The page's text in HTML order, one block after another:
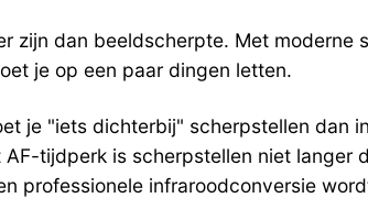
zijn dan beeldscherpte. Met
je op een paar dingen letten.
je "iets dichterbij" scherpstellen
tijdperk is scherpstellen niet
professionele infraroodconversie